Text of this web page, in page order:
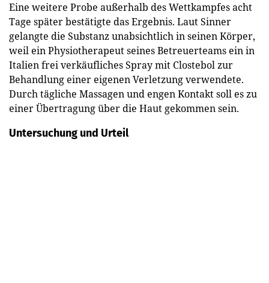
Eine weitere Probe außerhalb des Wettkampfes acht
Tage später bestätigte das Ergebnis. Laut Sinner
gelangte die Substanz unabsichtlich in seinen Körper,
weil ein Physiotherapeut seines Betreuerteams ein in
Italien frei verkäufliches Spray mit Clostebol zur
Behandlung einer eigenen Verletzung verwendete.
Durch tägliche Massagen und engen Kontakt soll es zu
einer Übertragung über die Haut gekommen sein.
Untersuchung und Urteil